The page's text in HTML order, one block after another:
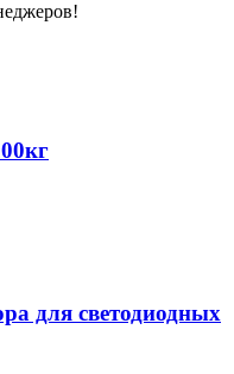
для светодиодных